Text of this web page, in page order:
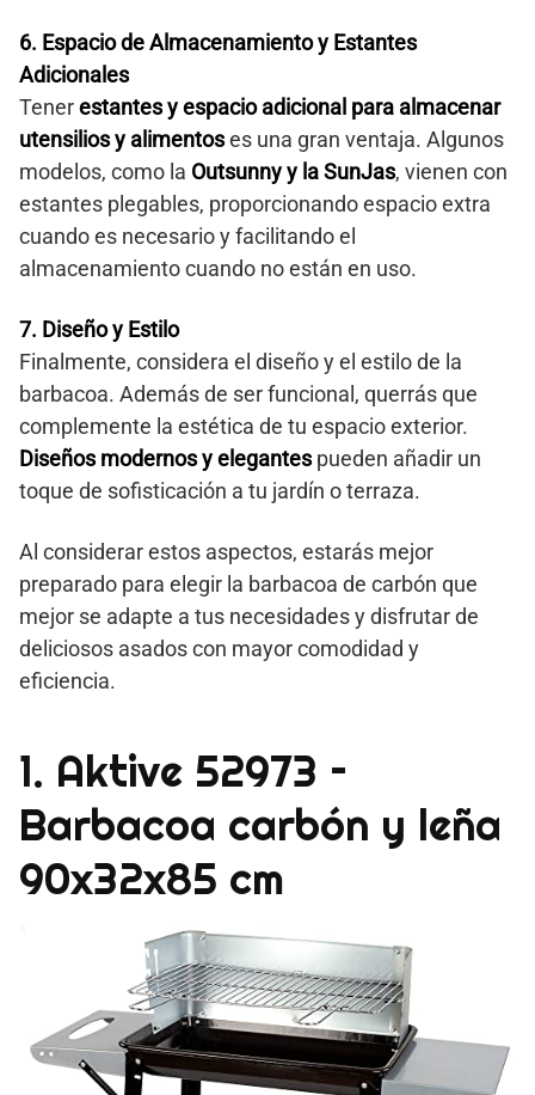
6. Espacio de Almacenamiento y Estantes
Adicionales
Tenerestantes y espacio adicional para almacenar
utensilios y alimentoses una gran ventaja. Algunos
modelos, como la Outsunny y la SunJas, vienen con
estantes plegables, proporcionando espacio extra
cuando es necesario y facilitando el
almacenamiento cuando no están en uso.
7. Diseño y Estilo
Finalmente, considera el diseño y el estilo de la
barbacoa. Además de ser funcional, querrás que
complemente la estética de tu espacio exterior.
Diseños modernos y elegantespueden añadir un
toque de sofisticación a tu jardín o terraza.
Al considerar estos aspectos, estarás mejor
preparado para elegir la barbacoa de carbón que
mejor se adapte a tus necesidades y disfrutar de
deliciosos asados con mayor comodidad y
eficiencia.
1. Aktive 52973 –
Barbacoa carbón y leña
90x32x85 cm